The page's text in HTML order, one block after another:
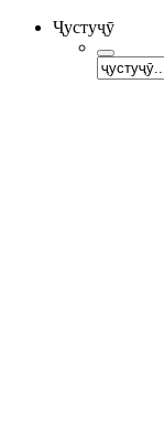
Ҷустуҷӯ